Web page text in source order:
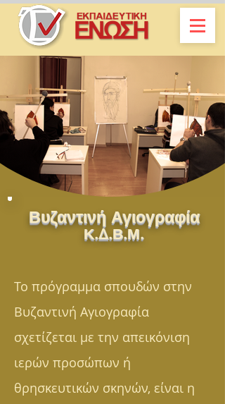
Βυζαντινή Αγιογραφία
Κ.Δ.Β.Μ.
Το πρόγραμμα σπουδών στην
Βυζαντινή Αγιογραφία
σχετίζεται με την απεικόνιση
ιερών προσώπων ή
θρησκευτικών σκηνών, είναι η